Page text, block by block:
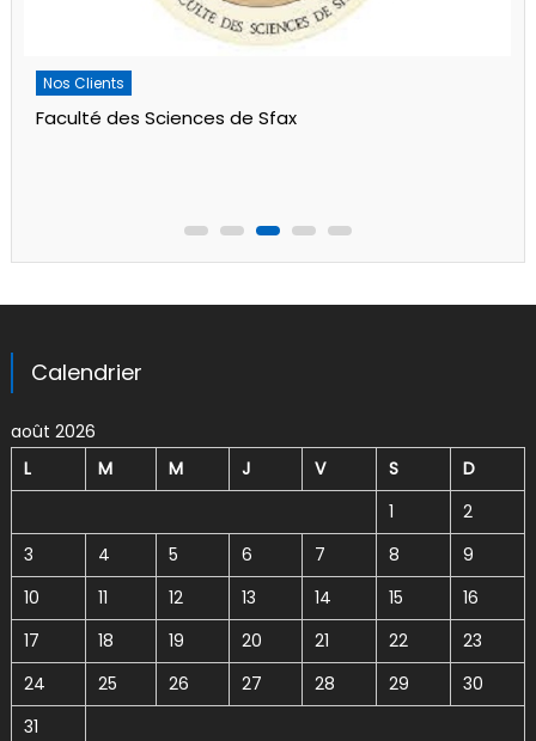
Nos Clients
Faculté des Sciences de Sfax
Calendrier
août 2026
L
M M J V S
D
1
2
3
4 5 6 7 8
9
10
11 12 13 14 15
16
17
18 19 20 21 22
23
24
25 26 27 28 29
30
31